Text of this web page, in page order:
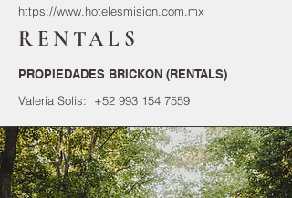
https://www.hotelesmision.com.mx
RENTALS
PROPIEDADES BRICKON (RENTALS)
Valeria Solis:
+52 993 154 7559